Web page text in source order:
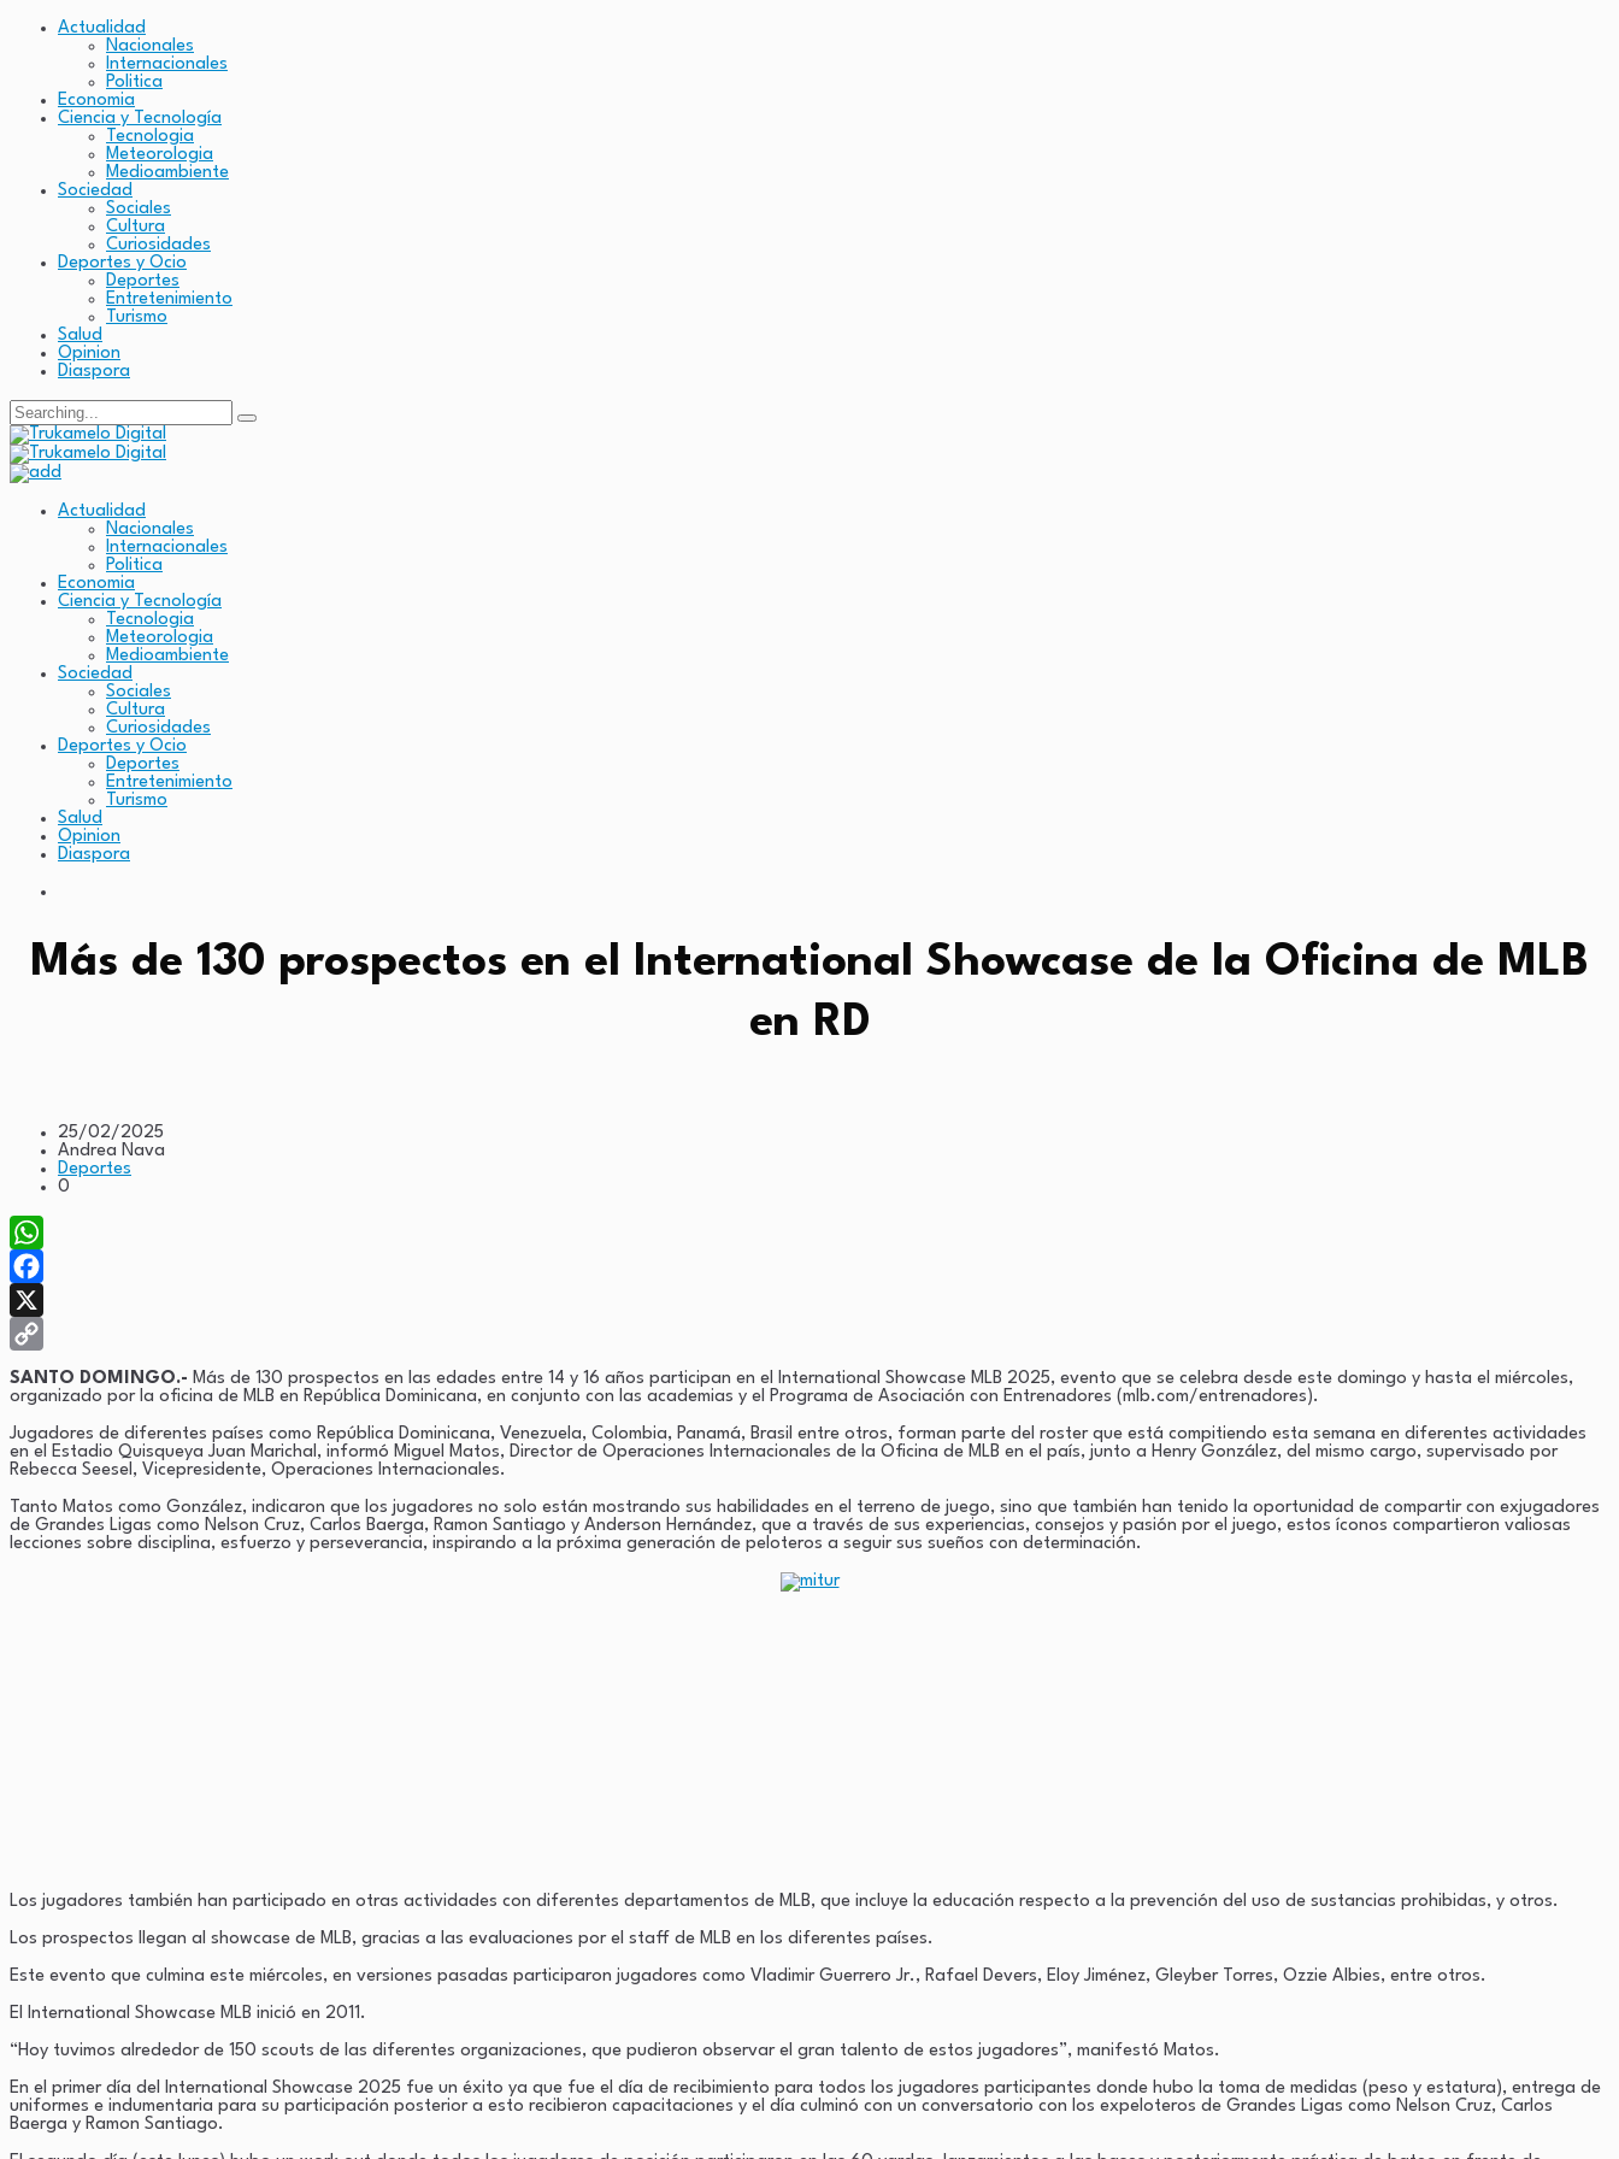
Actualidad
Nacionales
Internacionales
Politica
Economia
Ciencia y Tecnología
Tecnologia
Meteorologia
Medioambiente
Sociedad
Sociales
Cultura
Curiosidades
Deportes y Ocio
Deportes
Entretenimiento
Turismo
Salud
Opinion
Diaspora
Actualidad
Nacionales
Internacionales
Politica
Economia
Ciencia y Tecnología
Tecnologia
Meteorologia
Medioambiente
Sociedad
Sociales
Cultura
Curiosidades
Deportes y Ocio
Deportes
Entretenimiento
Turismo
Salud
Opinion
Diaspora
Más de 130 prospectos en el International Showcase de la Oficina de MLB
en RD
25/02/2025
Andrea Nava
Deportes
0
WhatsApp
Facebook
X
Copy
Link
SANTO DOMINGO.- Más de 130 prospectos en las edades entre 14 y 16 años participan en el International Showcase MLB 2025, evento que se celebra desde este domingo y hasta el miércoles,
organizado por la oficina de MLB en República Dominicana, en conjunto con las academias y el Programa de Asociación con Entrenadores (mlb.com/entrenadores).
Jugadores de diferentes países como República Dominicana, Venezuela, Colombia, Panamá, Brasil entre otros, forman parte del roster que está compitiendo esta semana en diferentes actividades
en el Estadio Quisqueya Juan Marichal, informó Miguel Matos, Director de Operaciones Internacionales de la Oficina de MLB en el país, junto a Henry González, del mismo cargo, supervisado por
Rebecca Seesel, Vicepresidente, Operaciones Internacionales.
Tanto Matos como González, indicaron que los jugadores no solo están mostrando sus habilidades en el terreno de juego, sino que también han tenido la oportunidad de compartir con exjugadores
de Grandes Ligas como Nelson Cruz, Carlos Baerga, Ramon Santiago y Anderson Hernández, que a través de sus experiencias, consejos y pasión por el juego, estos íconos compartieron valiosas
lecciones sobre disciplina, esfuerzo y perseverancia, inspirando a la próxima generación de peloteros a seguir sus sueños con determinación.
Los jugadores también han participado en otras actividades con diferentes departamentos de MLB, que incluye la educación respecto a la prevención del uso de sustancias prohibidas, y otros.
Los prospectos llegan al showcase de MLB, gracias a las evaluaciones por el staff de MLB en los diferentes países.
Este evento que culmina este miércoles, en versiones pasadas participaron jugadores como Vladimir Guerrero Jr., Rafael Devers, Eloy Jiménez, Gleyber Torres, Ozzie Albies, entre otros.
El International Showcase MLB inició en 2011.
“Hoy tuvimos alrededor de 150 scouts de las diferentes organizaciones, que pudieron observar el gran talento de estos jugadores”, manifestó Matos.
En el primer día del International Showcase 2025 fue un éxito ya que fue el día de recibimiento para todos los jugadores participantes donde hubo la toma de medidas (peso y estatura), entrega de
uniformes e indumentaria para su participación posterior a esto recibieron capacitaciones y el día culminó con un conversatorio con los expeloteros de Grandes Ligas como Nelson Cruz, Carlos
Baerga y Ramon Santiago.